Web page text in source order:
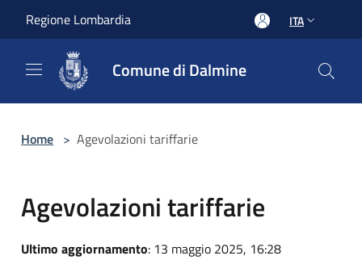
Regione Lombardia ITA
Comune di Dalmine
Home > Agevolazioni tariffarie
Agevolazioni tariffarie
Ultimo aggiornamento: 13 maggio 2025, 16:28